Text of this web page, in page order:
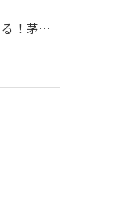
未経験から始める！茅ヶ崎で塗装職人としてのキャリアアップ